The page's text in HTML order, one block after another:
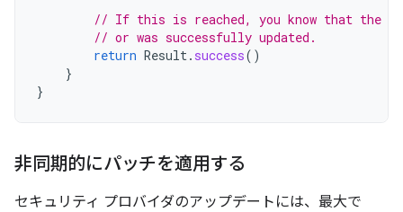
// If this is reached, you know that the
// or was successfully updated.
return Result. success()
}
}
非同期的にパッチを適用する
セキュリティ プロバイダのアップデートには、最大で